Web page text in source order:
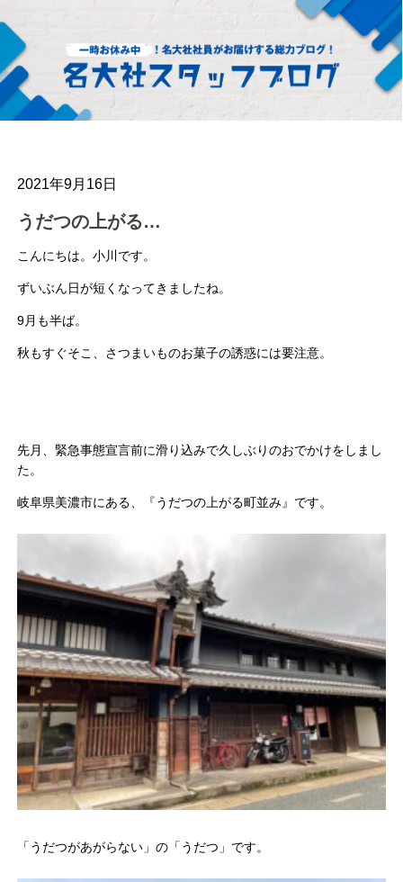
2021年9月16日
うだつの上がる…
こんにちは。小川です。
ずいぶん日が短くなってきましたね。
9月も半ば。
秋もすぐそこ、さつまいものお菓子の誘惑には要注意。
先月、緊急事態宣言前に滑り込みで久しぶりのおでかけをしまし
た。
岐阜県美濃市にある、『うだつの上がる町並み』です。
「うだつがあがらない」の「うだつ」です。